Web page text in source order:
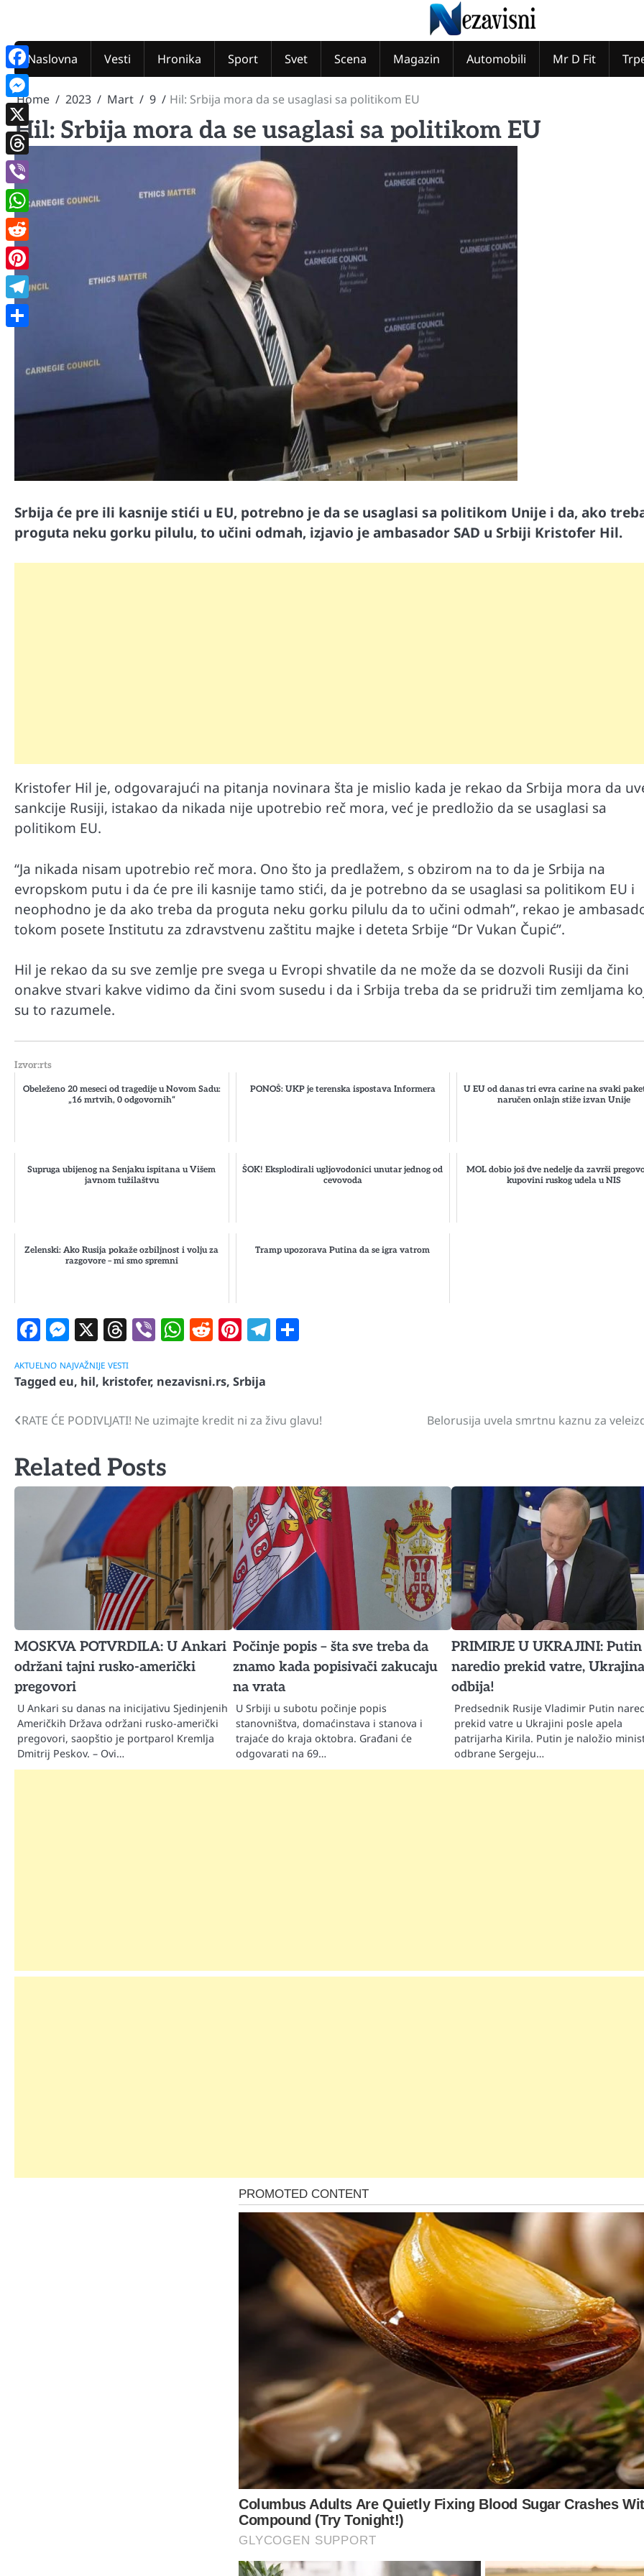
content
Naslovna
Vesti Hronika Sport Svet Scena Magazin Automobili Mr D Fit
Home 2023 Mart 9 Hil: Srbija mora da se usaglasi sa politikom EU
Hil: Srbija mora da se usaglasi sa politikom EU
Srbija će pre ili kasnije stići u EU, potrebno je da se usaglasi sa politikom Unije i da, ako
proguta neku gorku pilulu, to učini odmah, izjavio je ambasador SAD u Srbiji Kristofer Hil.
Kristofer Hil je, odgovarajući na pitanja novinara šta je mislio kada je rekao da Srbija mora da
sankcije Rusiji, istakao da nikada nije upotrebio reč mora, već je predložio da se usaglasi sa
politikom EU.
“Ja nikada nisam upotrebio reč mora. Ono što ja predlažem, s obzirom na to da je Srbija na
evropskom putu i da će pre ili kasnije tamo stići, da je potrebno da se usaglasi sa politikom EU i
neophodno je da ako treba da proguta neku gorku pilulu da to učini odmah”, rekao je
tokom posete Institutu za zdravstvenu zaštitu majke i deteta Srbije “Dr Vukan Čupić”.
Hil je rekao da su sve zemlje pre svega u Evropi shvatile da ne može da se dozvoli Rusiji da čini
onakve stvari kakve vidimo da čini svom susedu i da i Srbija treba da se pridruži tim zemljama
su to razumele.
Izvor:rts
Obeleženo 20 meseci od tragedije u Novom Sadu:
„16 mrtvih, 0 odgovornih“
PONOŠ: UKP je terenska ispostava Informera
U EU od danas tri evra carine na svaki
naručen onlajn stiže izvan Unije
Supruga ubijenog na Senjaku ispitana u Višem
javnom tužilaštvu
ŠOK! Eksplodirali ugljovodonici unutar jednog od
cevovoda
MOL dobio još dve nedelje da završi
kupovini ruskog udela u NIS
Zelenski: Ako Rusija pokaže ozbiljnost i volju za
razgovore – mi smo spremni
Tramp upozorava Putina da se igra vatrom
Facebook
Messenger
X Threads
ViberWhatsApp
Reddit
Pinterest
Telegram
AKTUELNO NAJVAŽNIJE VESTI
Tagged eu, hil, kristofer, nezavisni.rs, Srbija
Navigacija
RATE ĆE PODIVLJATI! Ne uzimajte kredit ni za živu glavu! Belorusija uvela smrtnu kaznu za
Related Posts
MOSKVA POTVRDILA: U Ankari
održani tajni rusko-američki
pregovori
U Ankari su danas na inicijativu Sjedinjenih
Američkih Država održani rusko-američki
pregovori, saopštio je portparol Kremlja
Dmitrij Peskov. – Ovi…
Počinje popis – šta sve treba da
znamo kada popisivači zakucaju
na vrata
U Srbiji u subotu počinje popis
stanovništva, domaćinstava i stanova i
trajaće do kraja oktobra. Građani će
odgovarati na 69…
PRIMIRJE U UKRAJINI: Putin
naredio prekid vatre,
odbija!
Predsednik Rusije Vladimir Putin
prekid vatre u Ukrajini posle apela
patrijarha Kirila. Putin je naložio
odbrane Sergeju…
Mr D Fit Mr D Fit
Zašto u vožnji nije poželjno držati ruku na
menjaču
Zašto u vožnji nije poželjno držati ruku
Facebook
Messenger
X
Threads
Viber
WhatsApp
Reddit
Pinterest
Telegram